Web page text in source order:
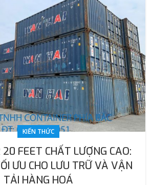
KIẾN THỨC
20 FEET CHẤT LƯỢNG CAO:
ƯU CHO LƯU TRỮ VÀ VẬN
TẢI HÀNG HOÁ